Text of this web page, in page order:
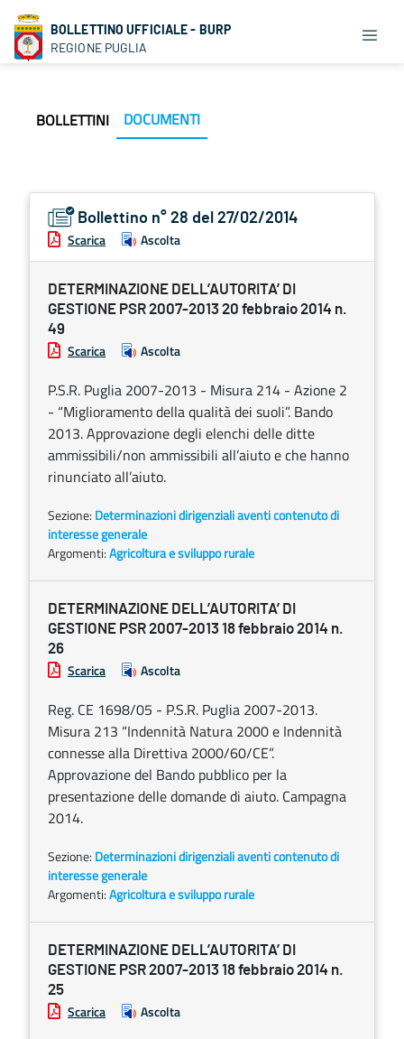
BOLLETTINO UFFICIALE - BURP
REGIONE PUGLIA
BOLLETTINI DOCUMENTI
Bollettino n° 28 del 27/02/2014
Scarica Ascolta
DETERMINAZIONE DELL’AUTORITA’ DI
GESTIONE PSR 2007-2013 20 febbraio 2014 n.
49
Scarica Ascolta
P.S.R. Puglia 2007-2013 - Misura 214 - Azione 2
- “Miglioramento della qualità dei suoli”. Bando
2013. Approvazione degli elenchi delle ditte
ammissibili/non ammissibili all’aiuto e che hanno
rinunciato all’aiuto.
Sezione: Determinazioni dirigenziali aventi contenuto di
interesse generale
Argomenti:Agricoltura e sviluppo rurale
DETERMINAZIONE DELL’AUTORITA’ DI
GESTIONE PSR 2007-2013 18 febbraio 2014 n.
26
Scarica Ascolta
Reg. CE 1698/05 - P.S.R. Puglia 2007-2013.
Misura 213 “Indennità Natura 2000 e Indennità
connesse alla Direttiva 2000/60/CE”.
Approvazione del Bando pubblico per la
presentazione delle domande di aiuto. Campagna
2014.
Sezione: Determinazioni dirigenziali aventi contenuto di
interesse generale
Argomenti:Agricoltura e sviluppo rurale
DETERMINAZIONE DELL’AUTORITA’ DI
GESTIONE PSR 2007-2013 18 febbraio 2014 n.
25
Scarica Ascolta